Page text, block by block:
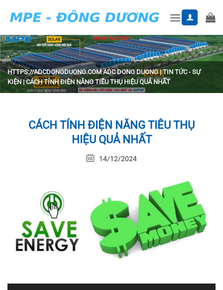
HTTPS://ADCDONGDUONG.COM ADC DONG DUONG|TIN TỨC - SỰ
KIỆN|CÁCH TÍNH ĐIỆN NĂNG TIÊU THỤ HIỆU QUẢ NHẤT
CÁCH TÍNH ĐIỆN NĂNG TIÊU THỤ
HIỆU QUẢ NHẤT
14/12/2024